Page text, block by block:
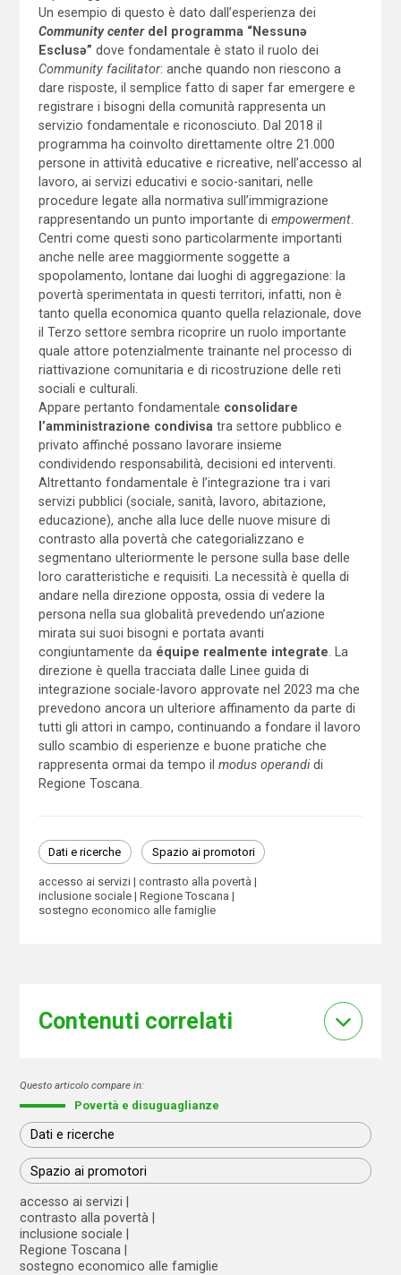
Un esempio di questo è dato dall’esperienza dei
Community centerdel programma “Nessunə
Esclusə” dove fondamentale è stato il ruolo dei
Community facilitator: anche quando non riescono a
dare risposte, il semplice fatto di saper far emergere e
registrare i bisogni della comunità rappresenta un
servizio fondamentale e riconosciuto. Dal 2018 il
programma ha coinvolto direttamente oltre 21.000
persone in attività educative e ricreative, nell’accesso al
lavoro, ai servizi educativi e socio-sanitari, nelle
procedure legate alla normativa sull’immigrazione
rappresentando un punto importante di empowerment.
Centri come questi sono particolarmente importanti
anche nelle aree maggiormente soggette a
spopolamento, lontane dai luoghi di aggregazione: la
povertà sperimentata in questi territori, infatti, non è
tanto quella economica quanto quella relazionale, dove
il Terzo settore sembra ricoprire un ruolo importante
quale attore potenzialmente trainante nel processo di
riattivazione comunitaria e di ricostruzione delle reti
sociali e culturali.
Appare pertanto fondamentale consolidare
l’amministrazione condivisa tra settore pubblico e
privato affinché possano lavorare insieme
condividendo responsabilità, decisioni ed interventi.
Altrettanto fondamentale è l’integrazione tra i vari
servizi pubblici (sociale, sanità, lavoro, abitazione,
educazione), anche alla luce delle nuove misure di
contrasto alla povertà che categorializzano e
segmentano ulteriormente le persone sulla base delle
loro caratteristiche e requisiti. La necessità è quella di
andare nella direzione opposta, ossia di vedere la
persona nella sua globalità prevedendo un’azione
mirata sui suoi bisogni e portata avanti
congiuntamente da équipe realmente integrate . La
direzione è quella tracciata dalle Linee guida di
integrazione sociale-lavoro approvate nel 2023 ma che
prevedono ancora un ulteriore affinamento da parte di
tutti gli attori in campo, continuando a fondare il lavoro
sullo scambio di esperienze e buone pratiche che
rappresenta ormai da tempo il modus operandidi
Regione Toscana.
Dati e ricerche Spazio ai promotori
accesso ai servizi
contrasto alla povertà
inclusione sociale
Regione Toscana
sostegno economico alle famiglie
Contenuti correlati
Questo articolo compare in:
Povertà e disuguaglianze
Dati e ricerche
Spazio ai promotori
accesso ai servizi
contrasto alla povertà
inclusione sociale
Regione Toscana
sostegno economico alle famiglie